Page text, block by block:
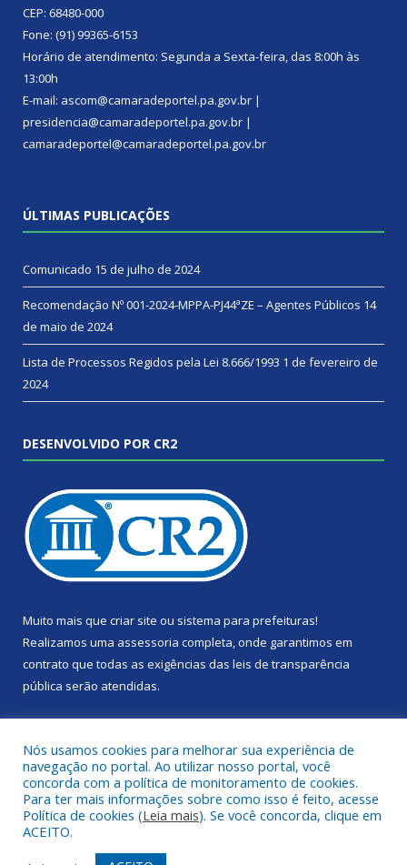
CEP: 68480-000
Fone: (91) 99365-6153
Horário de atendimento: Segunda a Sexta-feira, das 8:00h às
13:00h
E-mail: ascom@camaradeportel.pa.gov.br |
presidencia@camaradeportel.pa.gov.br |
camaradeportel@camaradeportel.pa.gov.br
ÚLTIMAS PUBLICAÇÕES
Comunicado 15 de julho de 2024
Recomendação Nº 001-2024-MPPA-PJ44ªZE – Agentes Públicos 14
de maio de 2024
Lista de Processos Regidos pela Lei 8.666/1993 1 de fevereiro de
2024
DESENVOLVIDO POR CR2
Muito mais que criar site ou sistema para prefeituras!
Realizamos uma assessoria completa, onde garantimos em
contrato que todas as exigências das leis de transparência
pública serão atendidas.
Todos os direitos reservados a Câmara Municipal de Portel.
Nós usamos cookies para melhorar sua experiência de
navegação no portal. Ao utilizar nosso portal, você
concorda com a política de monitoramento de cookies.
Para ter mais informações sobre como isso é feito, acesse
Política de cookies (Leia mais). Se você concorda, clique em
ACEITO.